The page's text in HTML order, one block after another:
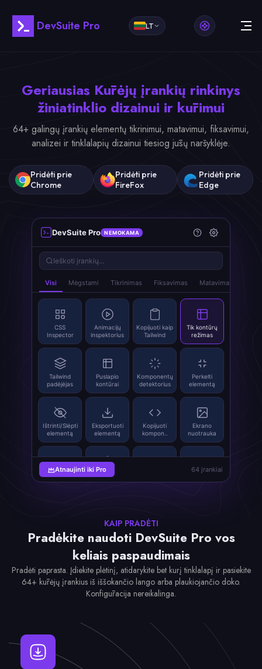
DevSuite Pro LT
Geriausias Kūrėjų įrankių rinkinys
žiniatinklio dizainui ir kūrimui
64+ galingų įrankių elementų tikrinimui, matavimui, fiksavimui,
analizei ir tinklalapių dizainui tiesiog jūsų naršyklėje.
Pridėti prie
Chrome
Pridėti prie
FireFox
Pridėti prie
Edge
DevSuite Pro NEMOKAMA
Ieškoti įrankių...
Visi Mėgstami Tikrinimas Fiksavimas Matavimas
CSS
Inspector
Animacijų
inspektorius
Kopijuoti kaip
Tailwind
Tik kontūrų
režimas
Tailwind
padėjėjas
Puslapio
kontūrai
Komponentų
detektorius
Perkelti
elementą
Ištrinti/Slėpti
elementą
Eksportuoti
elementą
Kopijuoti
kompon..
Ekrano
nuotrauka
Ištraukti
vaizdus
SVG Grabber
keitiklis
QR kodų
generatorius
Atnaujinti iki Pro 64 įrankiai
KAIP PRADĖTI
Pradėkite naudoti DevSuite Pro vos
keliais paspaudimais
Pradėti paprasta. Įdiekite plėtinį, atidarykite bet kurį tinklalapį ir pasiekite
64+ kūrėjų įrankius iš iššokančio lango arba plaukiojančio doko.
Konfigūracija nereikalinga.